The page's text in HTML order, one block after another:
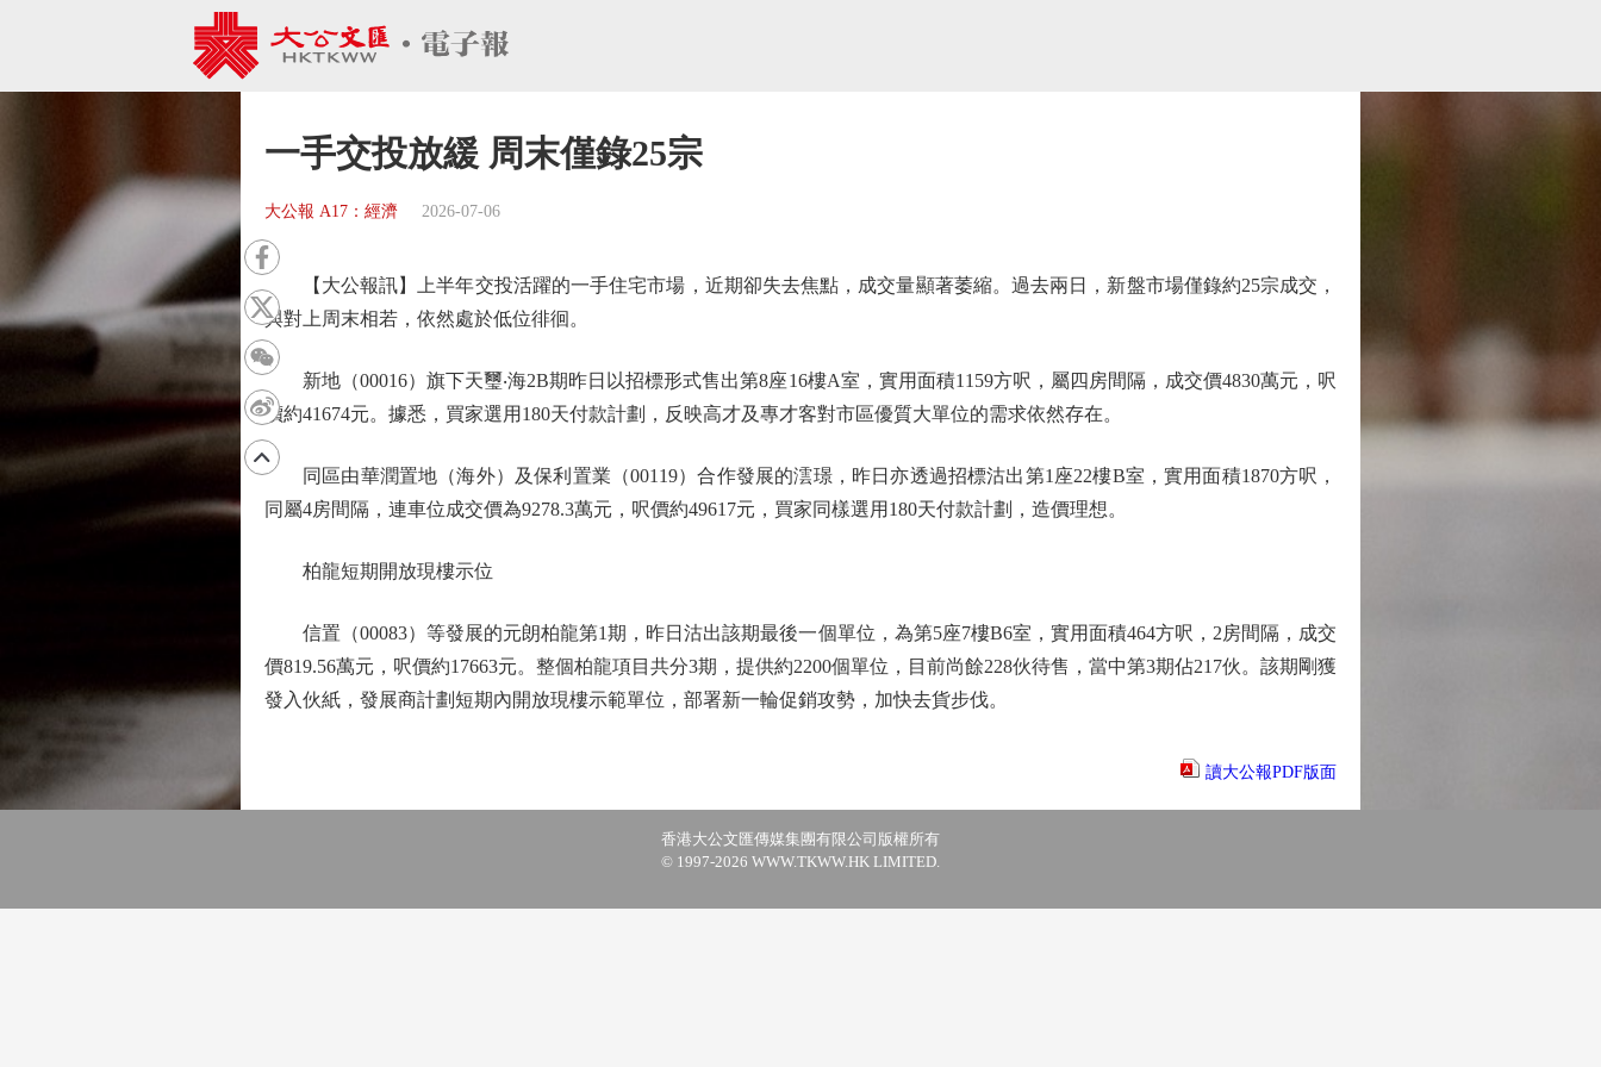
一手交投放緩 周末僅錄25宗
大公報 A17：經濟 2026-07-06
【大公報訊】上半年交投活躍的一手住宅市場，近期卻失去焦點，成交量顯著萎縮。過去兩日，新盤市場僅錄約25宗成交，
與對上周末相若，依然處於低位徘徊。
新地（00016）旗下天璽‧海2B期昨日以招標形式售出第8座16樓A室，實用面積1159方呎，屬四房間隔，成交價4830萬元，呎
價約41674元。據悉，買家選用180天付款計劃，反映高才及專才客對市區優質大單位的需求依然存在。
同區由華潤置地（海外）及保利置業（00119）合作發展的澐璟，昨日亦透過招標沽出第1座22樓B室，實用面積1870方呎，
同屬4房間隔，連車位成交價為9278.3萬元，呎價約49617元，買家同樣選用180天付款計劃，造價理想。
柏龍短期開放現樓示位
信置（00083）等發展的元朗柏龍第1期，昨日沽出該期最後一個單位，為第5座7樓B6室，實用面積464方呎，2房間隔，成交
價819.56萬元，呎價約17663元。整個柏龍項目共分3期，提供約2200個單位，目前尚餘228伙待售，當中第3期佔217伙。該期剛獲
發入伙紙，發展商計劃短期內開放現樓示範單位，部署新一輪促銷攻勢，加快去貨步伐。
讀大公報PDF版面
香港大公文匯傳媒集團有限公司版權所有
© 1997-2026 WWW.TKWW.HK LIMITED.